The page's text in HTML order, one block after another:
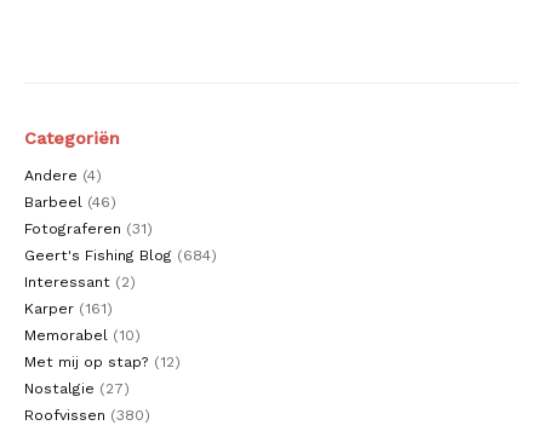
Categoriën
Andere (4)
Barbeel (46)
Fotograferen (31)
Geert's Fishing Blog (684)
Interessant (2)
Karper (161)
Memorabel (10)
Met mij op stap? (12)
Nostalgie (27)
Roofvissen (380)